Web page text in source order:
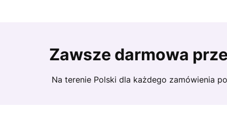
Zawsze darmowa
Na terenie Polski dla każdego zamówienia